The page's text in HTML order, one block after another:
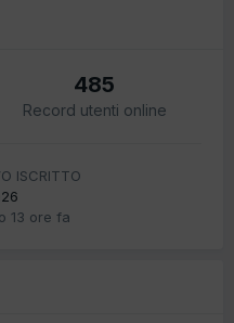
485
Record utenti online
ISCRITTO
13 ore fa